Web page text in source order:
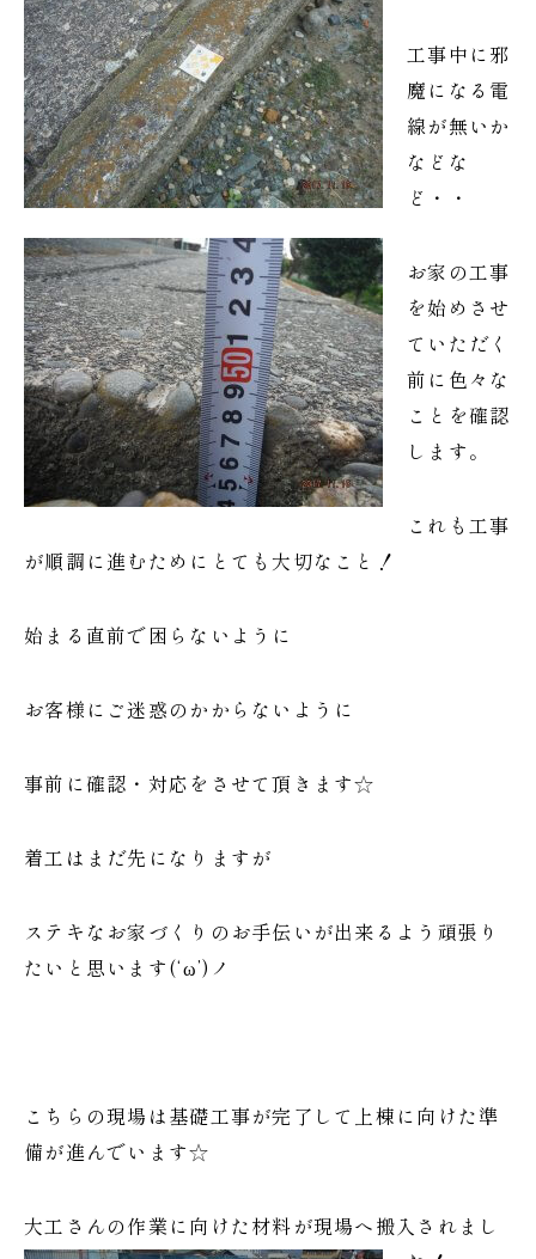
工事中に邪
魔になる電
線が無いか
などな
ど・・
お家の工事
を始めさせ
ていただく
前に色々な
ことを確認
します。
これも工事
が順調に進むためにとても大切なこと！
始まる直前で困らないように
お客様にご迷惑のかからないように
事前に確認・対応をさせて頂きます☆
着工はまだ先になりますが
ステキなお家づくりのお手伝いが出来るよう頑張り
たいと思います(‘ω’)ノ
こちらの現場は基礎工事が完了して上棟に向けた準
備が進んでいます☆
大工さんの作業に向けた材料が現場へ搬入されまし